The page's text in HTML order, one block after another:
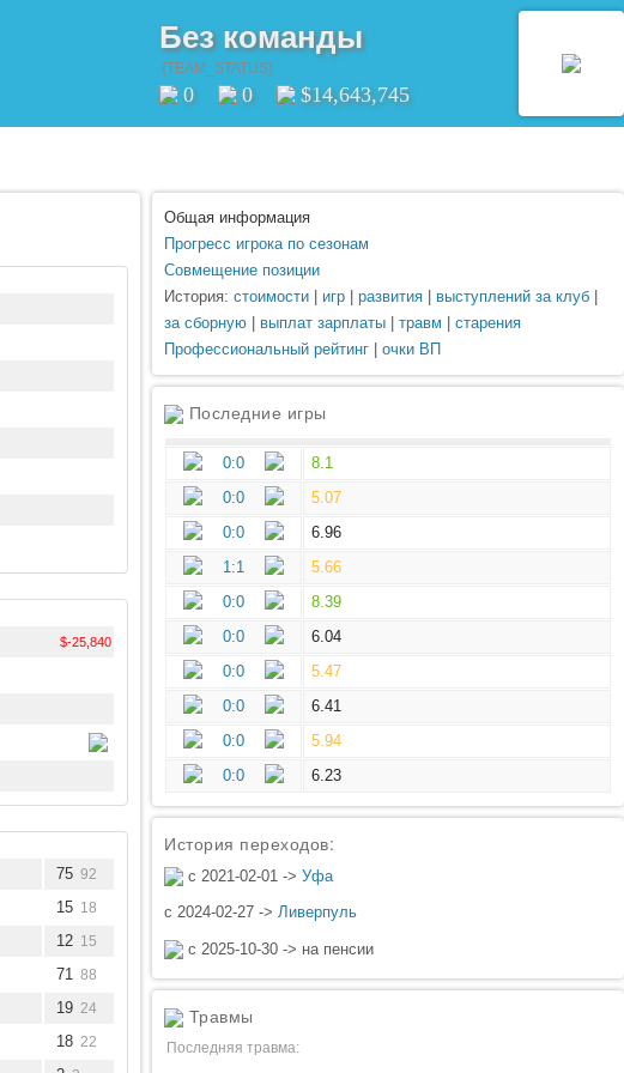
Без команды
{TEAM_STATUS}
0 0 $14,643,745
$-25,840
75 92
15 18
12 15
71 88
19 24
18 22
Общая информация
Прогресс игрока по сезонам
Совмещение позиции
История: стоимости игр развития выступлений за клуб
за сборную
выплат зарплаты травм
старения
Профессиональный рейтинг
очки ВП
Последние игры
0:0
8.1
0:0
5.07
0:0
6.96
1:1
5.66
0:0
8.39
0:0
6.04
0:0
5.47
0:0
6.41
0:0
5.94
0:0
6.23
История переходов:
с 2021-02-01 -> Уфа
с 2024-02-27 -> Ливерпуль
с 2025-10-30 -> на пенсии
Травмы
Последняя травма: